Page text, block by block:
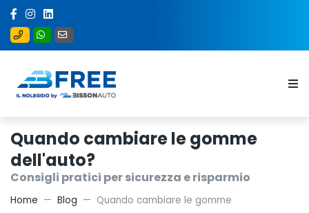
Quando cambiare le gomme
dell'auto?
Consigli pratici per sicurezza e risparmio
Home Blog Quando cambiare le gomme